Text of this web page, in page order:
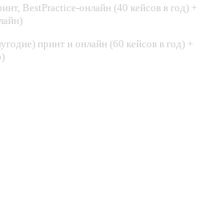
BestPractice-онлайн (40 кейсов в год) +
принт и онлайн (60 кейсов в год) +